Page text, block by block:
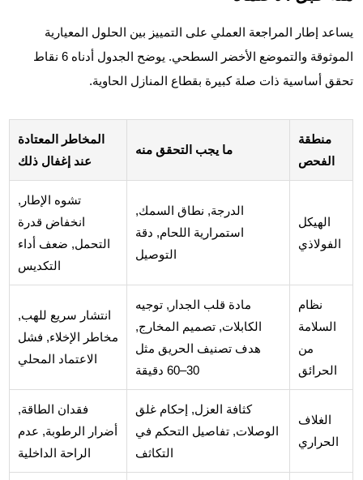
يساعد إطار المراجعة العملي على التمييز بين الحلول المعيارية
الموثوقة والتموضع الأخضر السطحي. يوضح الجدول أدناه 6 نقاط
تحقق أساسية ذات صلة كبيرة بقطاع المنازل الحاوية.
منطقة
الفحص
ما يجب التحقق منه
المخاطر المعتادة
عند إغفال ذلك
الهيكل
الفولاذي
الدرجة, نطاق السمك,
استمرارية اللحام, دقة
التوصيل
تشوه الإطار,
انخفاض قدرة
التحمل, ضعف أداء
التكديس
نظام
السلامة
من
الحرائق
مادة قلب الجدار, توجيه
الكابلات, تصميم المخارج,
هدف تصنيف الحريق مثل
30–60 دقيقة
انتشار سريع للهب,
مخاطر الإخلاء, فشل
الاعتماد المحلي
الغلاف
الحراري
كثافة العزل, إحكام غلق
الوصلات, تفاصيل التحكم في
التكاثف
فقدان الطاقة,
أضرار الرطوبة, عدم
الراحة الداخلية